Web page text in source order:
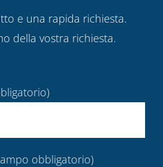
e una rapida richiesta.
della vostra richiesta.
obbligatorio)